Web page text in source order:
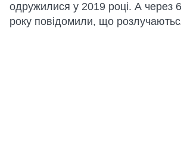
одружилися у 2019 році. А через
року повідомили, що